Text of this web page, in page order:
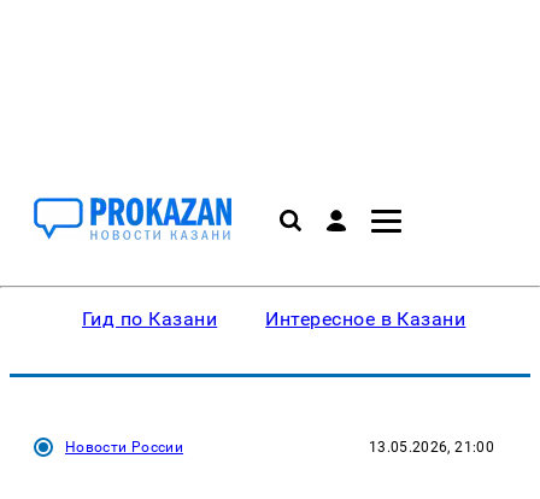
Гид по Казани Интересное в Казани
Новости России 13.05.2026, 21:00